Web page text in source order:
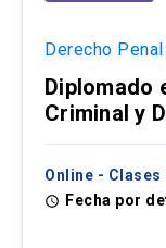
Derecho
Diplomado
Criminal y
Online - Clases
access_time Fecha por